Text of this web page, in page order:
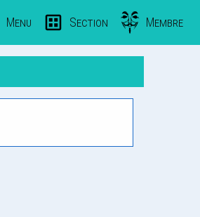
Menu Section Membre